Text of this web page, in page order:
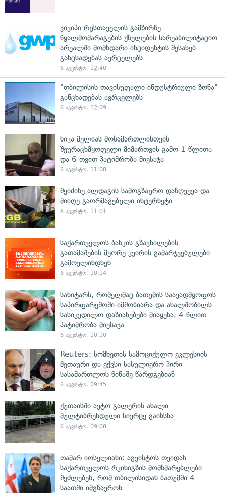
ჯივიპი რუსთაველის გამზირზე
წყალმომარაგების ქსელების სარეაბილიტაციო
არეალში მომხდარი ინციდენტის შესახებ
განცხადებას ავრცელებს
6 აგვისტო, 12:40
"თბილისის თავისუფალი ინდუსტრიული ზონა"
განცხადებას ავრცელებს
6 აგვისტო, 12:09
ნიკა მელიას მოსამართლისთვის
შეურაცხმყოფელი მიმართვის გამო 1 წლითა
და 6 თვით პატიმრობა მიესაჯა
6 აგვისტო, 11:08
შეიძინე ალდაგის სამოგზაურო დაზღვევა და
მიიღე გაორმაგებული ინტერნეტი
6 აგვისტო, 11:01
საქართველოს ბანკის გზავნილების
გათამაშების მეორე კვირის გამარჯვებულები
გამოვლინდნენ
6 აგვისტო, 10:14
სანიტარს, რომელმაც ბათუმის საავადმყოფოს
საპირფარეშოში იმშობიარა და ახალშობილს
სასიკვდილო დაზიანებები მიაყენა, 4 წლით
პატიმრობა მიესაჯა
6 აგვისტო, 10:10
Reuters: სომხეთის სამოციქულო ეკლესიის
მეთაური და ექვსი სასულიერო პირი
სასამართლოს წინაშე წარდგებიან
6 აგვისტო, 09:45
ქუთაისში ავტო გალერის ახალი
მულტიბრენდული სივრცე გაიხსნა
6 აგვისტო, 09:08
თამარ იოსელიანი: აგვისტოს თვიდან
საქართველოს რკინიგზის მომხმარებლები
შეძლებენ, რომ თბილისიდან ბათუმში 4
საათში იმგზავრონ